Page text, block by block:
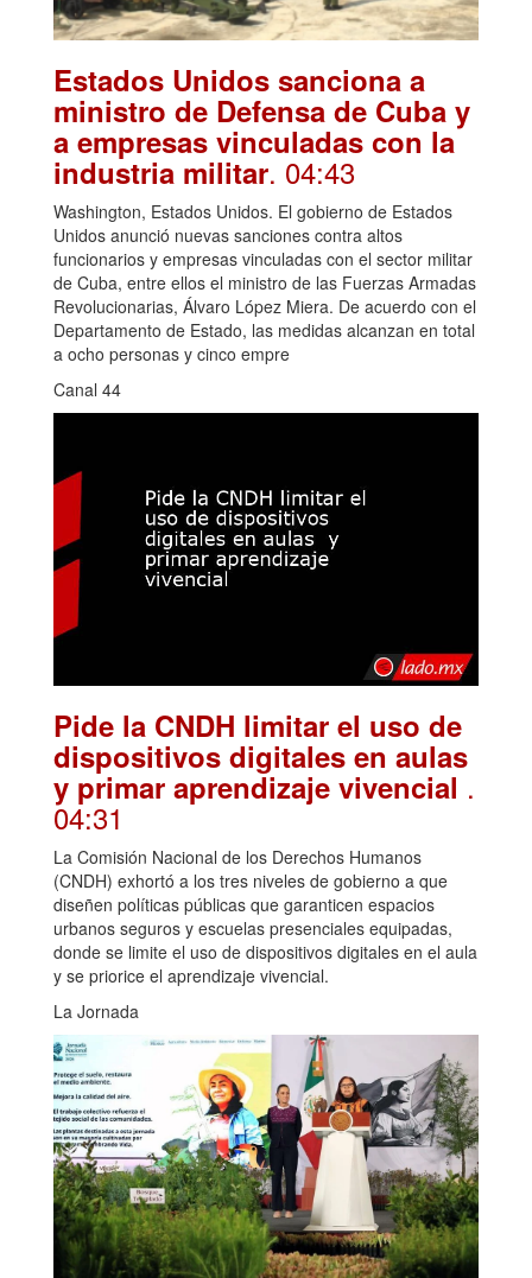
Estados Unidos sanciona a
ministro de Defensa de Cuba y
a empresas vinculadas con la
industria militar. 04:43
Washington, Estados Unidos. El gobierno de Estados
Unidos anunció nuevas sanciones contra altos
funcionarios y empresas vinculadas con el sector militar
de Cuba, entre ellos el ministro de las Fuerzas Armadas
Revolucionarias, Álvaro López Miera. De acuerdo con el
Departamento de Estado, las medidas alcanzan en total
a ocho personas y cinco empre
Canal 44
Pide la CNDH limitar el uso de
dispositivos digitales en aulas
y primar aprendizaje vivencial .
04:31
La Comisión Nacional de los Derechos Humanos
(CNDH) exhortó a los tres niveles de gobierno a que
diseñen políticas públicas que garanticen espacios
urbanos seguros y escuelas presenciales equipadas,
donde se limite el uso de dispositivos digitales en el aula
y se priorice el aprendizaje vivencial.
La Jornada